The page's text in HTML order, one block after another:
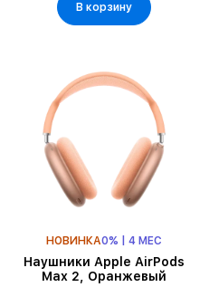
В корзину
НОВИНКА0% | 4 МЕС
Наушники Apple AirPods
Max 2, Оранжевый